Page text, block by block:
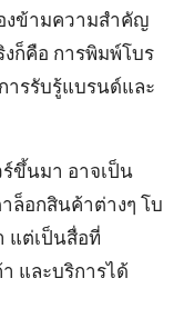
งข้ามความสำคัญ
ก็คือ การพิมพ์โบร
ารรับรู้แบรนด์และ
ขึ้นมา อาจเป็น
ล็อกสินค้าต่างๆ โบ
แต่เป็นสื่อที่
และบริการได้